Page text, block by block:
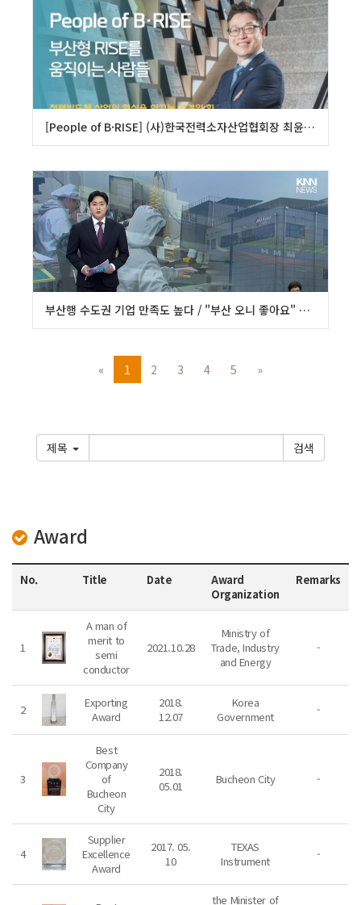
[People of B·RISE] (사)한국전력소자산업협회장 최윤화((주)제엠제코 대표)
부산행 수도권 기업 만족도 높다 / "부산 오니 좋아요" 부산행 수도권 기업들 '만족'
« 1 2 3 4 5 »
제목
Award
No. Title Date
Award
Organization
Remarks
1
A man of
merit to
semi
conductor
2021.10.28
Ministry of
Trade, Industry
and Energy
-
2
Exporting
Award
2018.
12.07
Korea
Government
-
3
Best
Company
of
Bucheon
City
2018.
05.01
Bucheon City -
4
Supplier
Excellence
Award
2017. 05.
10
TEXAS
Instrument
-
the Minister of